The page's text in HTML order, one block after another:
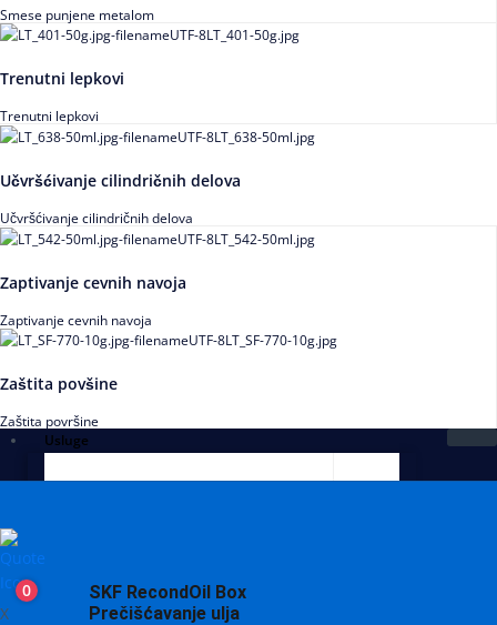
Smese punjene metalom
Trenutni lepkovi
Trenutni lepkovi
Učvršćivanje cilindričnih delova
Učvršćivanje cilindričnih delova
Zaptivanje cevnih navoja
Zaptivanje cevnih navoja
Zaštita povšine
Zaštita površine
Usluge
SKF RecondOil Box
Prečišćavanje ulja
0
X